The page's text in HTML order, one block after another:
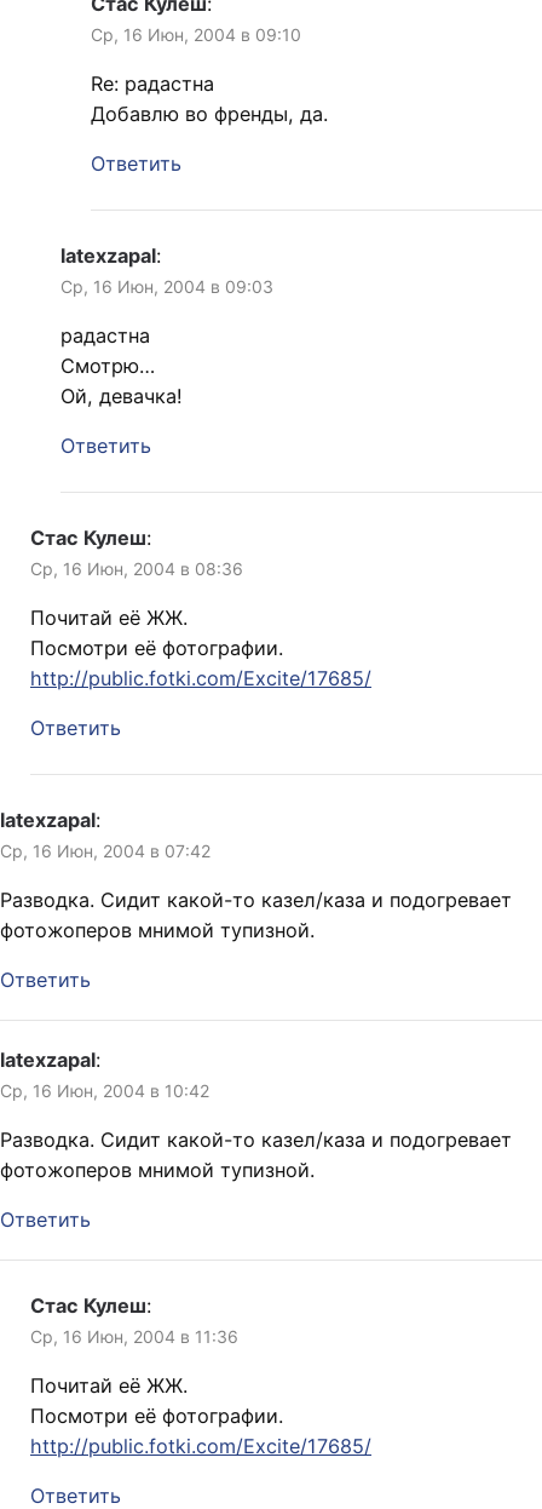
Ср, 16 Июн, 2004 в 09:10
Re: радастна
Добавлю во френды, да.
Ответить
latexzapal:
Ср, 16 Июн, 2004 в 09:03
радастна
Смотрю…
Ой, девачка!
Ответить
Стас Кулеш:
Ср, 16 Июн, 2004 в 08:36
Почитай её ЖЖ.
Посмотри её фотографии.
http://public.fotki.com/Excite/17685/
Ответить
latexzapal:
Ср, 16 Июн, 2004 в 07:42
Разводка. Сидит какой-то казел/каза и подогревает
фотожоперов мнимой тупизной.
Ответить
latexzapal:
Ср, 16 Июн, 2004 в 10:42
Разводка. Сидит какой-то казел/каза и подогревает
фотожоперов мнимой тупизной.
Ответить
Стас Кулеш:
Ср, 16 Июн, 2004 в 11:36
Почитай её ЖЖ.
Посмотри её фотографии.
http://public.fotki.com/Excite/17685/
Ответить